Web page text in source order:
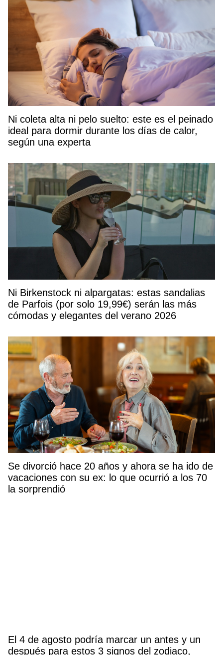
Ni coleta alta ni pelo suelto: este es el peinado
ideal para dormir durante los días de calor,
según una experta
Ni Birkenstock ni alpargatas: estas sandalias
de Parfois (por solo 19,99€) serán las más
cómodas y elegantes del verano 2026
Se divorció hace 20 años y ahora se ha ido de
vacaciones con su ex: lo que ocurrió a los 70
la sorprendió
El 4 de agosto podría marcar un antes y un
después para estos 3 signos del zodiaco,